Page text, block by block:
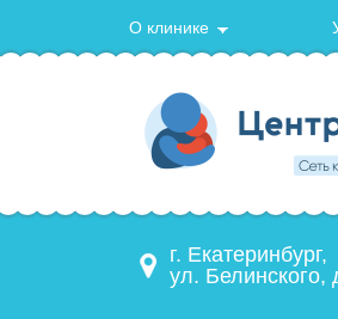
О клинике
г. Екатеринбург,
ул. Белинского,